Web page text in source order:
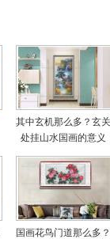
其中玄机那么多？玄关
处挂山水国画的意义
国画花鸟门道那么多？